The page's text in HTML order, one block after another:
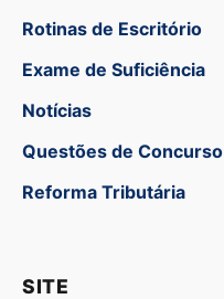
Rotinas de Escritório
Exame de Suficiência
Notícias
Questões de Concurso
Reforma Tributária
SITE